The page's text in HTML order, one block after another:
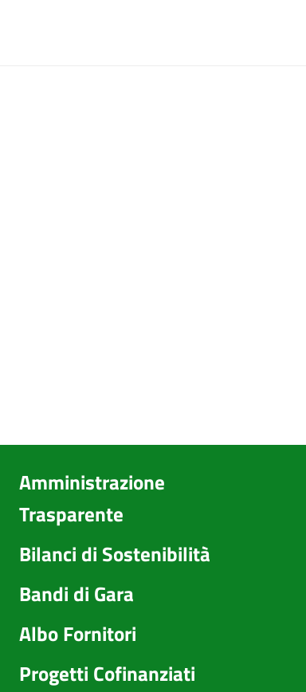
Amministrazione
Trasparente
Bilanci di Sostenibilità
Bandi di Gara
Albo Fornitori
Progetti Cofinanziati